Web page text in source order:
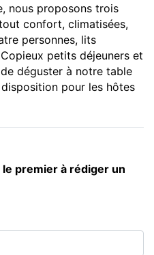
nous proposons trois
confort, climatisées,
personnes, lits
petits déjeuners et
déguster à notre table
pour les hôtes
le premier à rédiger un